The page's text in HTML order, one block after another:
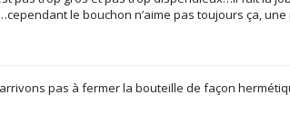
le bouchon n’aime pas toujours ça,
pas à fermer la bouteille de façon